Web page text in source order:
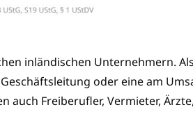
inländischen Unternehmern.
oder eine am
auch Freiberufler, Vermieter,